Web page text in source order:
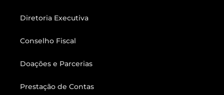
Diretoria Executiva
Conselho Fiscal
Doações e Parcerias
Prestação de Contas